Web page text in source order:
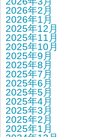
2026年2月
2026年1月
2025年12月
2025年11月
2025年10月
2025年9月
2025年8月
2025年7月
2025年6月
2025年5月
2025年4月
2025年3月
2025年2月
2025年1月